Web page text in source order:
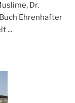
Dr.
Ehrenhafter
...